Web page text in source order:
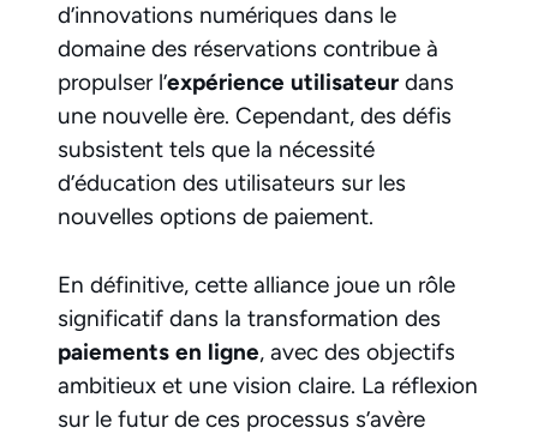
d’innovations numériques dans le
domaine des réservations contribue à
propulser l’expérience utilisateur dans
une nouvelle ère. Cependant, des défis
subsistent tels que la nécessité
d’éducation des utilisateurs sur les
nouvelles options de paiement.
En définitive, cette alliance joue un rôle
significatif dans la transformation des
paiements en ligne, avec des objectifs
ambitieux et une vision claire. La réflexion
sur le futur de ces processus s’avère